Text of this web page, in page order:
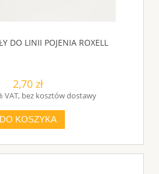
DO LINII POJENIA ROXELL
2,70 zł
VAT, bez kosztów dostawy
DO KOSZYKA